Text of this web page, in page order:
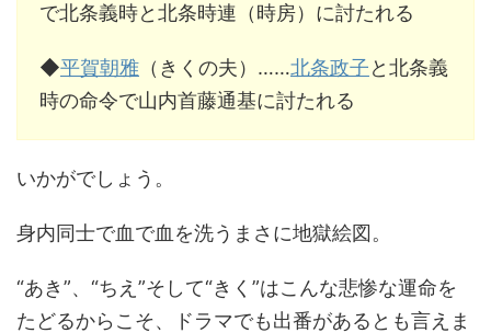
で北条義時と北条時連（時房）に討たれる
◆平賀朝雅 （きくの夫）……北条政子と北条義
時の命令で山内首藤通基に討たれる
いかがでしょう。
身内同士で血で血を洗うまさに地獄絵図。
“あき”、“ちえ”そして“きく”はこんな悲惨な運命を
たどるからこそ、ドラマでも出番があるとも言えま